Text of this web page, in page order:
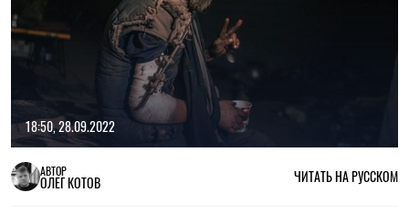
18:50, 28.09.2022
АВТОР
ОЛЕГ КОТОВ ЧИТАТЬ НА РУССКОМ